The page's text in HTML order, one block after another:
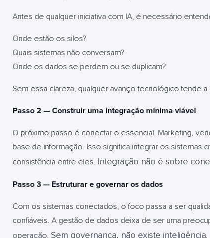
Antes de qualquer iniciativa com IA, é necessário
Onde estão os silos?
Quais sistemas não conversam?
Onde os dados se perdem ou se duplicam?
Sem essa clareza, qualquer avanço tecnológico tende
Passo 2 — Construir uma integração mínima viável
O próximo passo é conectar o essencial. Marketing,
base de informação. Isso significa integrar os sistemas
consistência entre eles. Integração não é sobre
Passo 3 — Estruturar e governar os dados
Com os sistemas conectados, o foco passa a ser
confiáveis. A gestão de dados deixa de ser uma
operação. Sem governança, não existe inteligência.